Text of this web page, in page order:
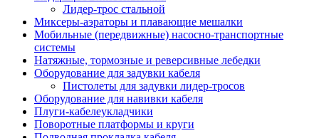
Лидер-трос стальной
Миксеры-аэраторы и плавающие мешалки
Мобильные (передвижные) насосно-транспортные
системы
Натяжные, тормозные и реверсивные лебедки
Оборудование для задувки кабеля
Пистолеты для задувки лидер-тросов
Оборудование для навивки кабеля
Плуги-кабелеукладчики
Поворотные платформы и круги